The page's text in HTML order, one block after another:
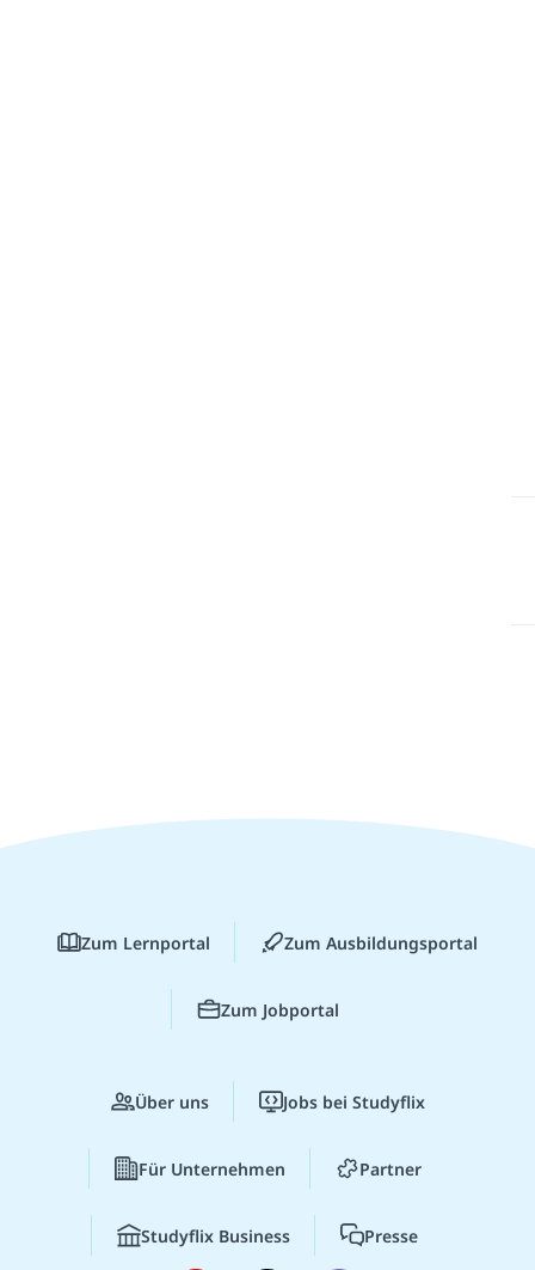
Zum Lernportal Zum Ausbildungsportal
Zum Jobportal
Über uns Jobs bei Studyflix
Für Unternehmen Partner
Studyflix Business Presse